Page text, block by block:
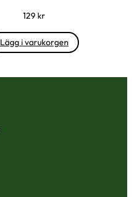
129 kr
Lägg i varukorgen